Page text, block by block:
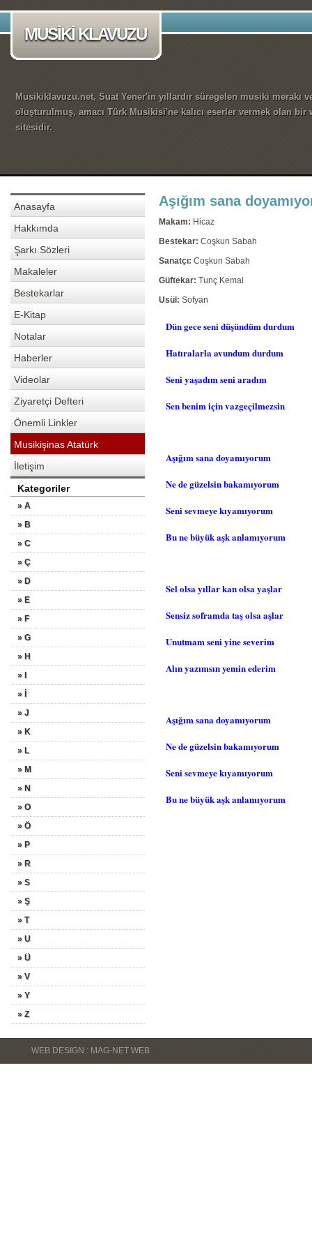
MUSİKİ KLAVUZU
Musikiklavuzu.net, Suat Yener'in yıllardır süregelen musiki merakı
oluşturulmuş, amacı Türk Musikisi'ne kalıcı eserler vermek olan bir
sitesidir.
Anasayfa
Hakkımda
Şarkı Sözleri
Makaleler
Bestekarlar
E-Kitap
Notalar
Haberler
Videolar
Ziyaretçi Defteri
Önemli Linkler
Musikişinas Atatürk
İletişim
Kategoriler
» A
» B
» C
» Ç
» D
» E
» F
» G
» H
» I
» İ
» J
» K
» L
» M
» N
» O
» Ö
» P
» R
» S
» Ş
» T
» U
» Ü
» V
» Y
» Z
Aşığım sana
Makam: Hicaz
Bestekar: Coşkun Sabah
Sanatçı: Coşkun Sabah
Güftekar: Tunç Kemal
Usül: Sofyan
Dün gece seni düşündüm durdum
Hatıralarla avundum durdum
Seni yaşadım seni aradım
Sen benim için vazgeçilmezsin
Aşığım sana doyamıyorum
Ne de güzelsin bakamıyorum
Seni sevmeye kıyamıyorum
Bu ne büyük aşk anlamıyorum
Sel olsa yıllar kan olsa yaşlar
Sensiz soframda taş olsa aşlar
Unutmam seni yine severim
Alın yazımsın yemin ederim
Aşığım sana doyamıyorum
Ne de güzelsin bakamıyorum
Seni sevmeye kıyamıyorum
Bu ne büyük aşk anlamıyorum
WEB DESIGN : MAG-NET WEB